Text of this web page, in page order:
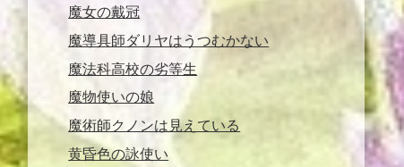
魔女の戴冠
魔導具師ダリヤはうつむかない
魔法科高校の劣等生
魔物使いの娘
魔術師クノンは見えている
黄昏色の詠使い